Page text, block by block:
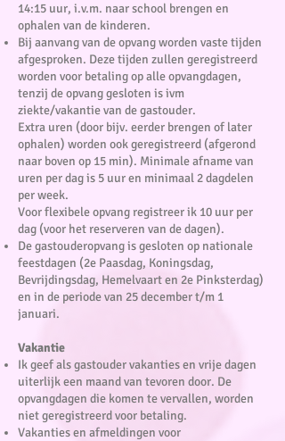
14:15 uur, i.v.m. naar school brengen en
ophalen van de kinderen.
Bij aanvang van de opvang worden vaste tijden
afgesproken. Deze tijden zullen geregistreerd
worden voor betaling op alle opvangdagen,
tenzij de opvang gesloten is ivm
ziekte/vakantie van de gastouder.
Extra uren (door bijv. eerder brengen of later
ophalen) worden ook geregistreerd (afgerond
naar boven op 15 min). Minimale afname van
uren per dag is 5 uur en minimaal 2 dagdelen
per week.
Voor flexibele opvang registreer ik 10 uur per
dag (voor het reserveren van de dagen).
De gastouderopvang is gesloten op nationale
feestdagen (2e Paasdag, Koningsdag,
Bevrijdingsdag, Hemelvaart en 2e Pinksterdag)
en in de periode van 25 december t/m 1
januari.
Vakantie
Ik geef als gastouder vakanties en vrije dagen
uiterlijk een maand van tevoren door. De
opvangdagen die komen te vervallen, worden
niet geregistreerd voor betaling.
Vakanties en afmeldingen voor